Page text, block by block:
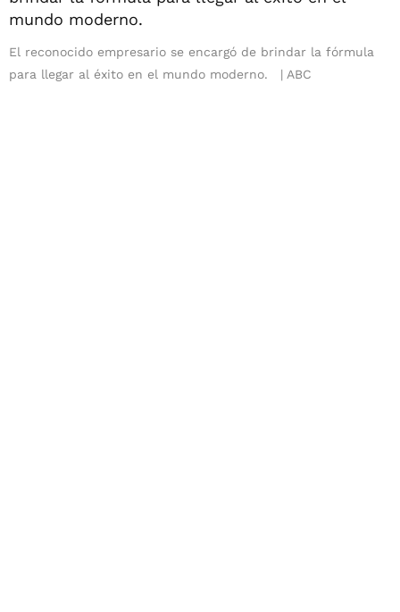
El reconocido empresario se encargó de brindar la fórmula
para llegar al éxito en el mundo moderno.
ABC